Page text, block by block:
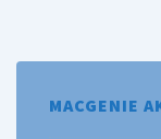
MACGENIE